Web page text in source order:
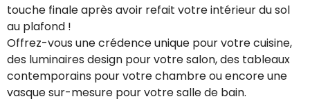
touche finale après avoir refait votre intérieur du sol
au plafond !
Offrez-vous une crédence unique pour votre cuisine,
des luminaires design pour votre salon, des tableaux
contemporains pour votre chambre ou encore une
vasque sur-mesure pour votre salle de bain.